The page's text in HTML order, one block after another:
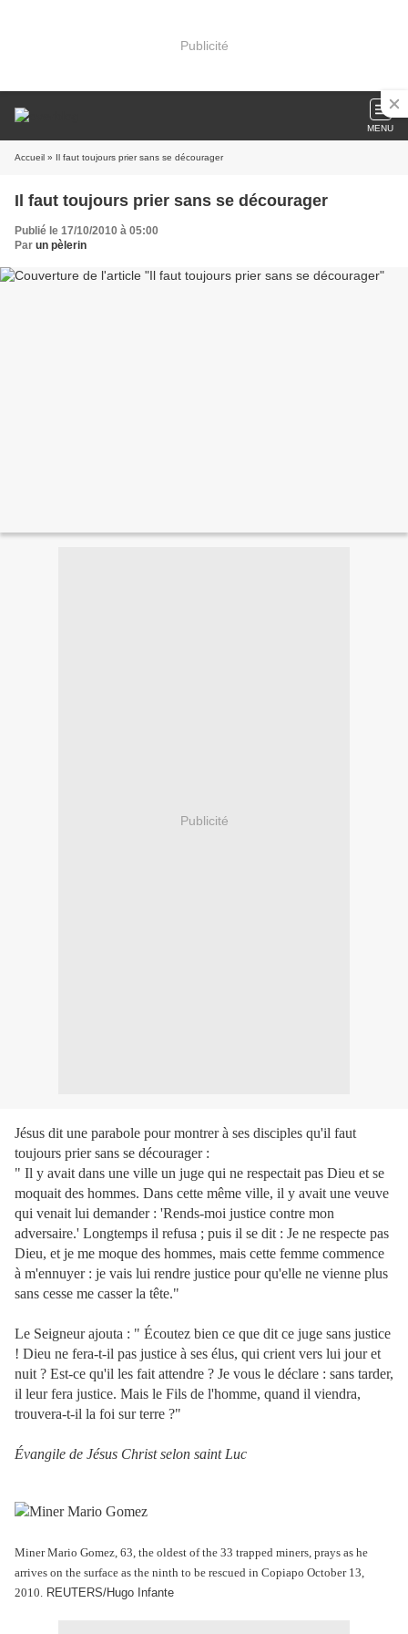
Publicité
MENU
Accueil » Il faut toujours prier sans se décourager
Il faut toujours prier sans se décourager
Publié le 17/10/2010 à 05:00
Par un pèlerin
Publicité
Jésus dit une parabole pour montrer à ses disciples qu'il faut
toujours prier sans se décourager :
" Il y avait dans une ville un juge qui ne respectait pas Dieu et se
moquait des hommes. Dans cette même ville, il y avait une veuve
qui venait lui demander : 'Rends-moi justice contre mon
adversaire.' Longtemps il refusa ; puis il se dit : Je ne respecte pas
Dieu, et je me moque des hommes, mais cette femme commence
à m'ennuyer : je vais lui rendre justice pour qu'elle ne vienne plus
sans cesse me casser la tête."
Le Seigneur ajouta : " Écoutez bien ce que dit ce juge sans justice
! Dieu ne fera-t-il pas justice à ses élus, qui crient vers lui jour et
nuit ? Est-ce qu'il les fait attendre ? Je vous le déclare : sans tarder,
il leur fera justice. Mais le Fils de l'homme, quand il viendra,
trouvera-t-il la foi sur terre ?"
Évangile de Jésus Christ selon saint Luc
Miner Mario Gomez, 63, the oldest of the 33 trapped miners, prays as he
arrives on the surface as the ninth to be rescued in Copiapo October 13,
2010. REUTERS/Hugo Infante